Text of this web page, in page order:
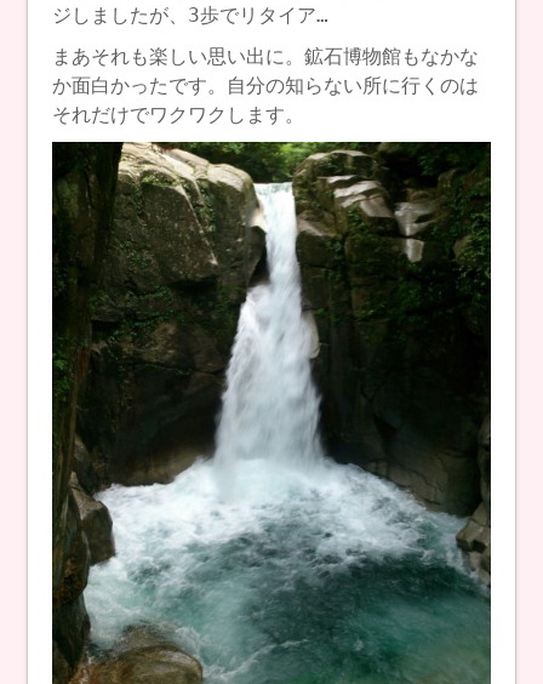
ジしましたが、3歩でリタイア…
まあそれも楽しい思い出に。鉱石博物館もなかな
か面白かったです。自分の知らない所に行くのは
それだけでワクワクします。